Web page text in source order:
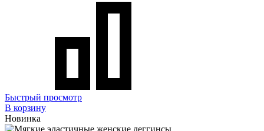
Быстрый просмотр
В корзину
Новинка